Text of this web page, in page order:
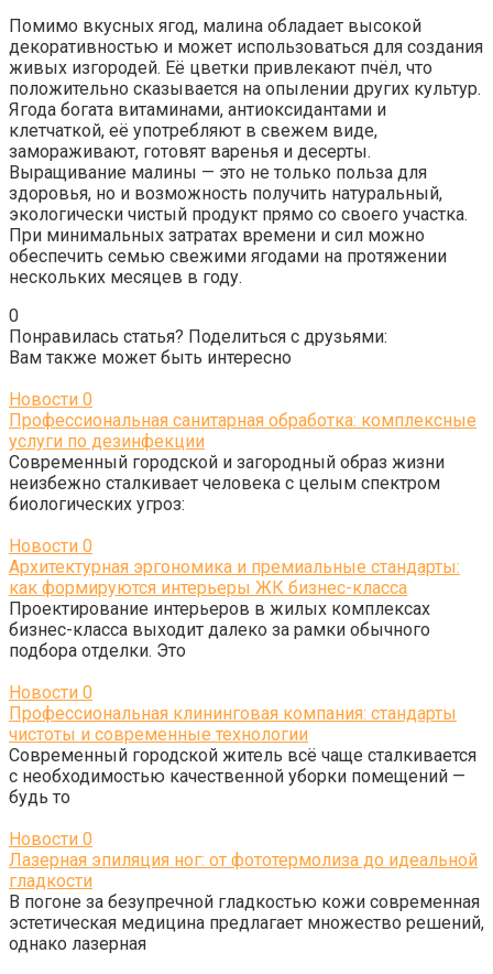
Помимо вкусных ягод, малина обладает высокой
декоративностью и может использоваться для создания
живых изгородей. Её цветки привлекают пчёл, что
положительно сказывается на опылении других культур.
Ягода богата витаминами, антиоксидантами и
клетчаткой, её употребляют в свежем виде,
замораживают, готовят варенья и десерты.
Выращивание малины — это не только польза для
здоровья, но и возможность получить натуральный,
экологически чистый продукт прямо со своего участка.
При минимальных затратах времени и сил можно
обеспечить семью свежими ягодами на протяжении
нескольких месяцев в году.
0
Понравилась статья? Поделиться с друзьями:
Вам также может быть интересно
Новости 0
Профессиональная санитарная обработка: комплексные
услуги по дезинфекции
Современный городской и загородный образ жизни
неизбежно сталкивает человека с целым спектром
биологических угроз:
Новости 0
Архитектурная эргономика и премиальные стандарты:
как формируются интерьеры ЖК бизнес-класса
Проектирование интерьеров в жилых комплексах
бизнес-класса выходит далеко за рамки обычного
подбора отделки. Это
Новости 0
Профессиональная клининговая компания: стандарты
чистоты и современные технологии
Современный городской житель всё чаще сталкивается
с необходимостью качественной уборки помещений —
будь то
Новости 0
Лазерная эпиляция ног: от фототермолиза до идеальной
гладкости
В погоне за безупречной гладкостью кожи современная
эстетическая медицина предлагает множество решений,
однако лазерная